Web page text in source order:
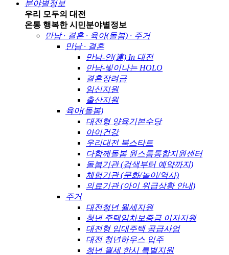
분야별정보
우리 모두의 대전
온통 행복한 시민분야별정보
만남 · 결혼 · 육아(돌봄) · 주거
만남 · 결혼
만남-연(連) In 대전
만남-빛이나는 HOLO
결혼장려금
임신지원
출산지원
육아(돌봄)
대전형 양육기본수당
아이건강
우리대전 북스타트
다함께돌봄 원스톱통합지원센터
돌봄기관 (검색부터 예약까지)
체험기관 (문화/놀이/역사)
의료기관 (아이 위급상황 안내)
주거
대전청년 월세지원
청년 주택임차보증금 이자지원
대전형 임대주택 공급사업
대전 청년하우스 입주
청년 월세 한시 특별지원